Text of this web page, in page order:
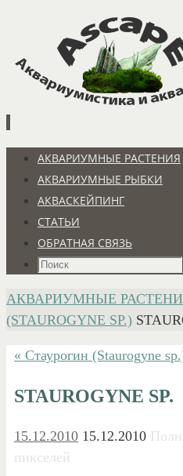
содержимому
Перейти
содержимому
АКВАРИУМНЫЕ РАСТЕНИЯ
АКВАРИУМНЫЕ РЫБКИ
АКВАСКЕЙПИНГ
СТАТЬИ
ОБРАТНАЯ СВЯЗЬ
Что
ГЛАВНАЯ
АКВАРИУМНЫЕ
(STAUROGYNE SP.)
« Стаурогин (Staurogyne
STAUROGYNE SP.
15.12.2010 15.12.2010
пикселей